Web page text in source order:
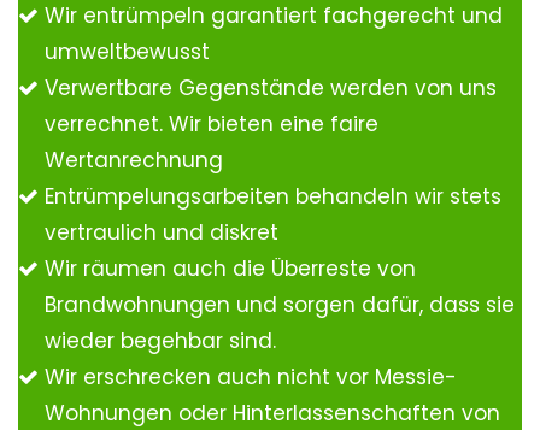
Wir entrümpeln garantiert fachgerecht und
umweltbewusst
Verwertbare Gegenstände werden von uns
verrechnet. Wir bieten eine faire
Wertanrechnung
Entrümpelungsarbeiten behandeln wir stets
vertraulich und diskret
Wir räumen auch die Überreste von
Brandwohnungen und sorgen dafür, dass sie
wieder begehbar sind.
Wir erschrecken auch nicht vor Messie-
Wohnungen oder Hinterlassenschaften von